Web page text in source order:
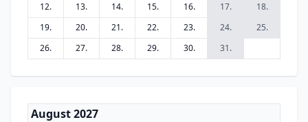
12.
13. 14. 15. 16. 17.
18.
19.
20. 21. 22. 23. 24.
25.
26.
27. 28. 29. 30. 31.
August 2027